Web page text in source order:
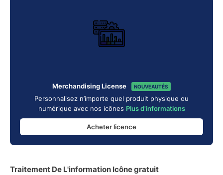
Merchandising License NOUVEAUTÉS
Personnalisez n’importe quel produit physique ou
numérique avec nos icônes Plus d'informations
Acheter licence
Traitement De L'information Icône gratuit